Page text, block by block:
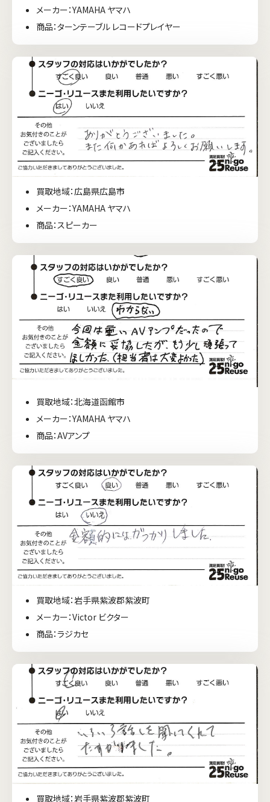
メーカー：YAMAHA ヤマハ
商品：ターンテーブル レコードプレイヤー
買取地域：広島県広島市
メーカー：YAMAHA ヤマハ
商品：スピーカー
買取地域：北海道函館市
メーカー：YAMAHA ヤマハ
商品：AVアンプ
買取地域：岩手県紫波郡紫波町
メーカー：Victor ビクター
商品：ラジカセ
買取地域：岩手県紫波郡紫波町